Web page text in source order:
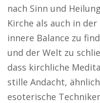
nach Sinn und
Kirche als auch in
innere Balance zu
und der Welt zu
dass kirchliche
stille Andacht,
esoterische